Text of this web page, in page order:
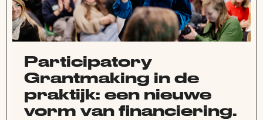
Participatory
Grantmaking in de
praktijk: een nieuwe
vorm van financiering.